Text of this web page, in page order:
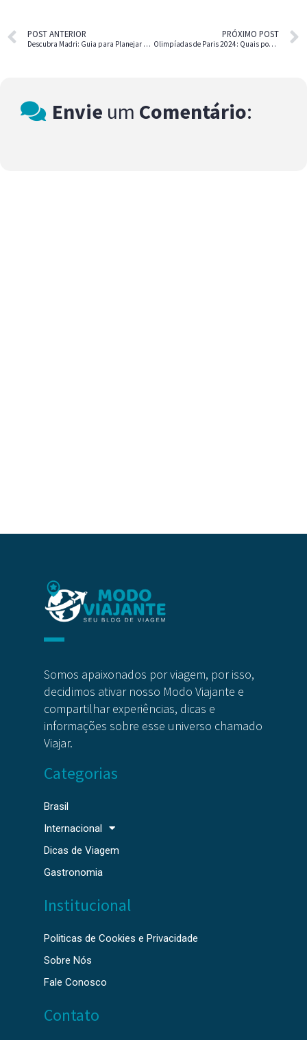
POST ANTERIOR
Descubra Madri: Guia para Planejar sua Viagem
PRÓXIMO POST
Olimpíadas de Paris 2024: Quais pontos turísticos que fecham?
Envie um Comentário:
Somos apaixonados por viagem, por isso,
decidimos ativar nosso Modo Viajante e
compartilhar experiências, dicas e
informações sobre esse universo chamado
Viajar.
Categorias
Brasil
Internacional
Dicas de Viagem
Gastronomia
Institucional
Politicas de Cookies e Privacidade
Sobre Nós
Fale Conosco
Contato